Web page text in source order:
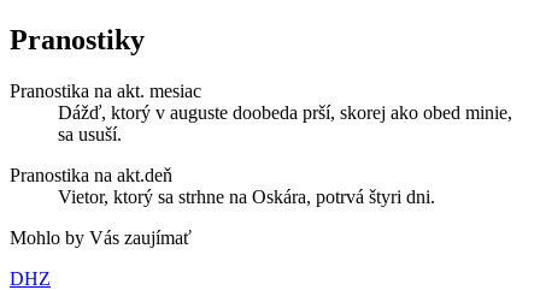
Pranostiky
Pranostika na akt. mesiac
Dážď, ktorý v auguste doobeda prší, skorej ako obed minie,
sa usuší.
Pranostika na akt.deň
Vietor, ktorý sa strhne na Oskára, potrvá štyri dni.
Mohlo by Vás zaujímať
DHZ